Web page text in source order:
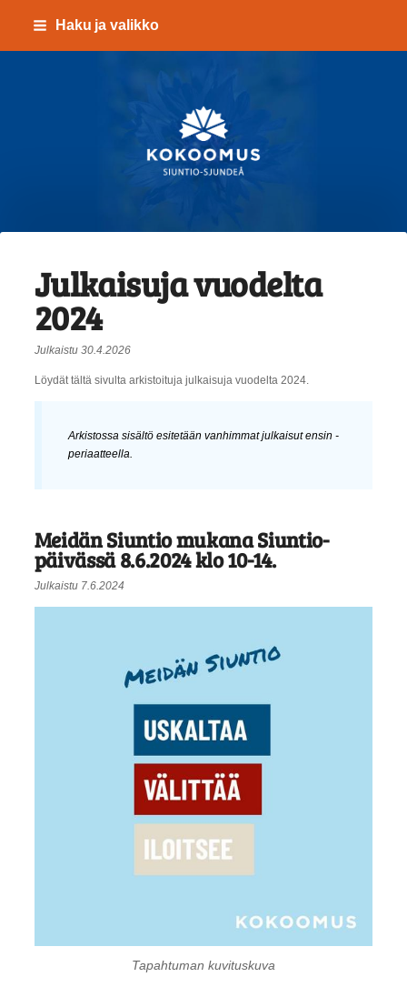
Siirry
sisältöön
Haku ja valikko
Kokoomus Siuntio-
Julkaisuja vuodelta
2024
Julkaistu 30.4.2026
Löydät tältä sivulta arkistoituja julkaisuja vuodelta 2024.
Arkistossa sisältö esitetään vanhimmat julkaisut ensin -
periaatteella.
Meidän Siuntio mukana Siuntio-
päivässä 8.6.2024 klo 10-14.
Julkaistu 7.6.2024
Tapahtuman kuvituskuva